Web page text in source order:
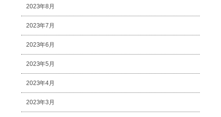
2023年8月
2023年7月
2023年6月
2023年5月
2023年4月
2023年3月